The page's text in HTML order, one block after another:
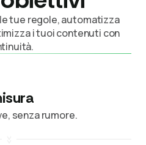
tue regole, automatizza
i tuoi contenuti con
senza rumore.